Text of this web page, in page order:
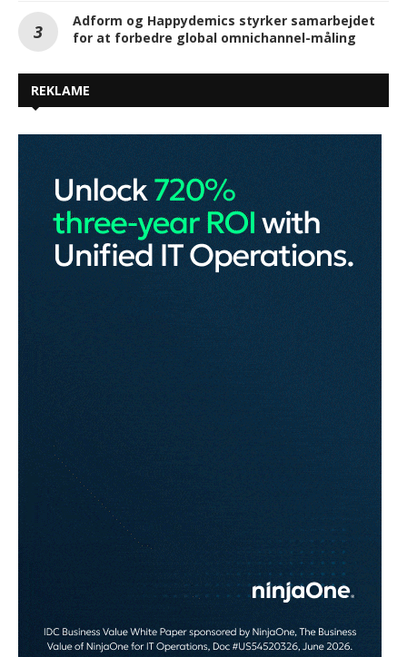
Adform og Happydemics styrker samarbejdet
for at forbedre global omnichannel-måling
REKLAME